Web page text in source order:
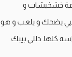
خشخيشات و
يضحك و يلعب و هو
كلها. دللي بيبك